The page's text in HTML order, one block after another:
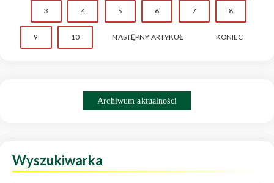
3 4 5 6 7 8
9 10 NASTĘPNY ARTYKUŁ KONIEC
Archiwum aktualności
Wyszukiwarka